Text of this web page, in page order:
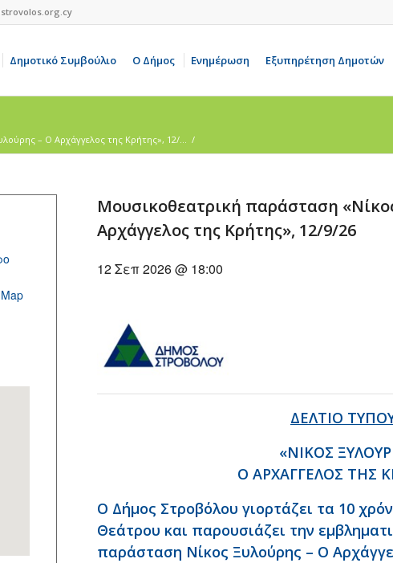
Δημοτικό Συμβούλιο Ο Δήμος Ενημέρωση Εξυπηρέτηση Δημοτών
– Ο Αρχάγγελος της Κρήτης», 12/... /
Μουσικοθεατρική παράσταση
Αρχάγγελος της Κρήτης», 12/9/26
12 Σεπ 2026 @ 18:00
ΔΕΛΤΙΟ
«ΝΙΚΟΣ
Ο ΑΡΧΑΓΓΕΛΟΣ ΤΗΣ
Ο Δήμος Στροβόλου γιορτάζει τα 10
Θεάτρου και παρουσιάζει την
παράσταση Νίκος Ξυλούρης – Ο